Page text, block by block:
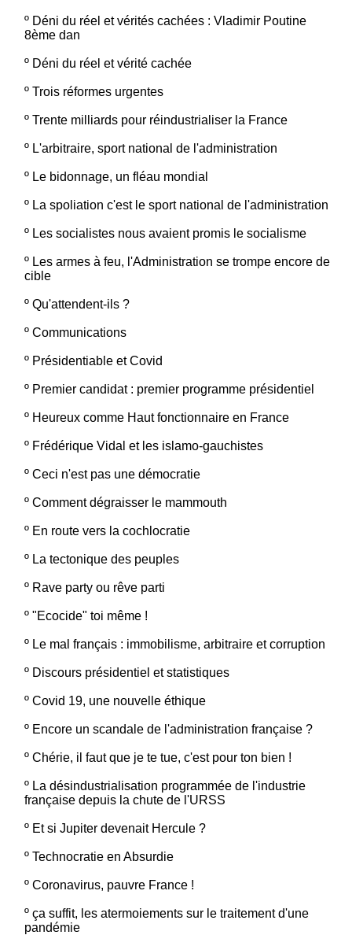
º Déni du réel et vérités cachées : Vladimir Poutine
8ème dan
º Déni du réel et vérité cachée
º Trois réformes urgentes
º Trente milliards pour réindustrialiser la France
º L'arbitraire, sport national de l'administration
º Le bidonnage, un fléau mondial
º La spoliation c'est le sport national de l'administration
º Les socialistes nous avaient promis le socialisme
º Les armes à feu, l'Administration se trompe encore de
cible
º Qu'attendent-ils ?
º Communications
º Présidentiable et Covid
º Premier candidat : premier programme présidentiel
º Heureux comme Haut fonctionnaire en France
º Frédérique Vidal et les islamo-gauchistes
º Ceci n'est pas une démocratie
º Comment dégraisser le mammouth
º En route vers la cochlocratie
º La tectonique des peuples
º Rave party ou rêve parti
º "Ecocide" toi même !
º Le mal français : immobilisme, arbitraire et corruption
º Discours présidentiel et statistiques
º Covid 19, une nouvelle éthique
º Encore un scandale de l'administration française ?
º Chérie, il faut que je te tue, c'est pour ton bien !
º La désindustrialisation programmée de l'industrie
française depuis la chute de l'URSS
º Et si Jupiter devenait Hercule ?
º Technocratie en Absurdie
º Coronavirus, pauvre France !
º ça suffit, les atermoiements sur le traitement d'une
pandémie